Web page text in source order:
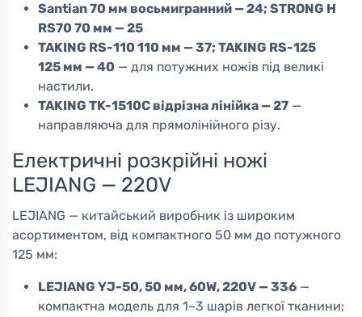
Santian 70 мм восьмигранний — 24; STRONG H
RS70 70 мм — 25
TAKING RS-110 110 мм — 37; TAKING RS-125
125 мм — 40 — для потужних ножів під великі
настили.
TAKING TK-1510C відрізна лінійка — 27 —
направляюча для прямолінійного різу.
Електричні розкрійні ножі
LEJIANG — 220V
LEJIANG — китайський виробник із широким
асортиментом, від компактного 50 мм до потужного
125 мм:
LEJIANG YJ-50, 50 мм, 60W, 220V — 336 —
компактна модель для 1–3 шарів легкої тканини;